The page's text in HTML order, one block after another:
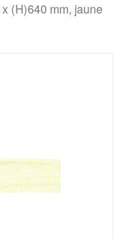
(H)640 mm, jaune